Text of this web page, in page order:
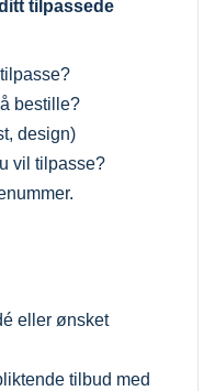
tilpassede
bestille?
design)
vil tilpasse?
eller ønsket
tilbud med